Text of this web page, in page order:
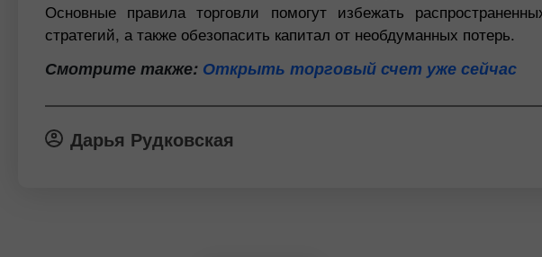
Основные правила торговли помогут избежать
стратегий, а также обезопасить капитал от необдуманных потерь.
Смотрите также: Открыть торговый счет уже сейчас
Дарья Рудковская